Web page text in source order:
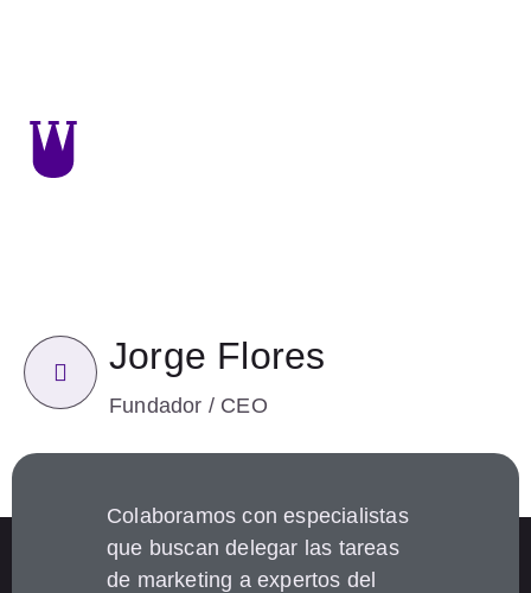
Jorge Flores
Fundador / CEO
Colaboramos con especialistas
que buscan delegar las tareas
de marketing a expertos del